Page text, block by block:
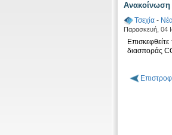
Ανακοίνωση
Τσεχία -
Παρασκευή, 04
Επισκεφθείτε
διασποράς